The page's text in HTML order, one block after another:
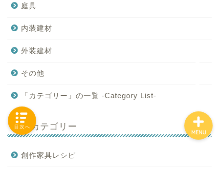
庭具
内装建材
外装建材
その他
「カテゴリー」の一覧 -Category List-
サブカテゴリー
創作家具レシピ
MENU
目次へ